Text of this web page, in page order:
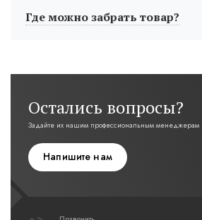
Где можно забрать товар?
Остались вопросы?
Задайте их нашим профессиональным менеджерам
Напишите нам